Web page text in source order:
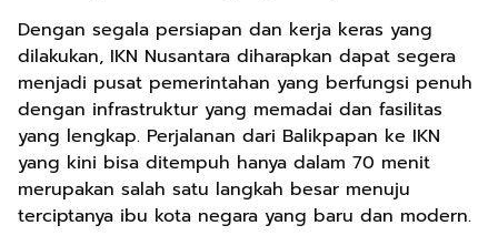
Dengan segala persiapan dan kerja keras yang
dilakukan, IKN Nusantara diharapkan dapat segera
menjadi pusat pemerintahan yang berfungsi penuh
dengan infrastruktur yang memadai dan fasilitas
yang lengkap. Perjalanan dari Balikpapan ke IKN
yang kini bisa ditempuh hanya dalam 70 menit
merupakan salah satu langkah besar menuju
terciptanya ibu kota negara yang baru dan modern.